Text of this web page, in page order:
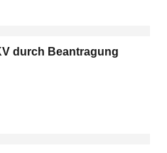
durch Beantragung